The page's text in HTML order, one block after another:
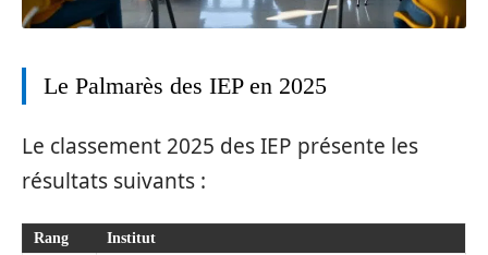
Le Palmarès des IEP en 2025
Le classement 2025 des IEP présente les
résultats suivants :
Rang Institut